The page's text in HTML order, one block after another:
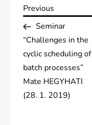
P
o
s
t
n
Previous
Post
Previous
Seminar
“Challenges in the
cyclic scheduling of
batch processes”
Mate HEGYHATI
(28. 1. 2019)